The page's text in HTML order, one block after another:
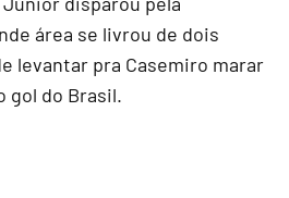
área se livrou de dois
levantar pra Casemiro marar
gol do Brasil.